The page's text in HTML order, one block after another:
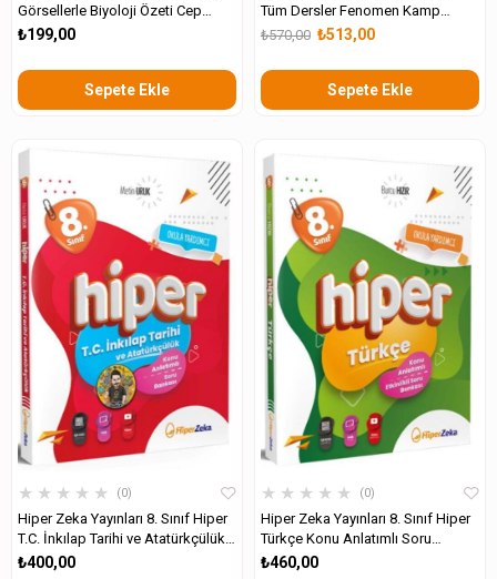
Görsellerle Biyoloji Özeti Cep
Kitabı
₺199,00
Sepete Ekle
Tüm Dersler Fenomen Kamp
Kitabı
₺513,00
₺570,00
Sepete Ekle
★ ★ ★ ★ ★ 0
Hiper Zeka Yayınları 8. Sınıf Hiper
T.C. İnkılap Tarihi ve Atatürkçülük
Konu Anlatımlı Soru Bankası
₺400,00
★ ★ ★ ★ ★ 0
Hiper Zeka Yayınları 8. Sınıf Hiper
Türkçe Konu Anlatımlı Soru
Bankası
₺460,00